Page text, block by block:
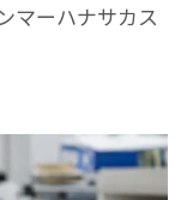
マーハナサカス